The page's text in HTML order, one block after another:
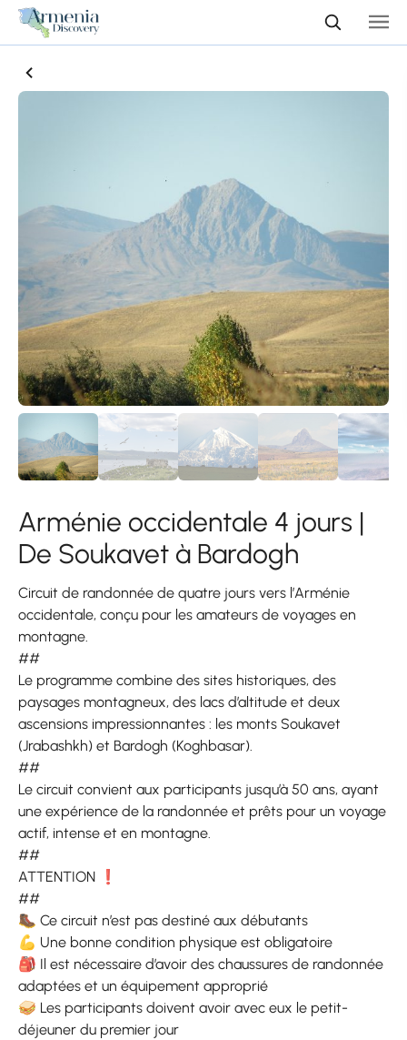
Arménie occidentale 4 jours |
De Soukavet à Bardogh
Circuit de randonnée de quatre jours vers l’Arménie
occidentale, conçu pour les amateurs de voyages en
montagne.
##
Le programme combine des sites historiques, des
paysages montagneux, des lacs d’altitude et deux
ascensions impressionnantes : les monts Soukavet
(Jrabashkh) et Bardogh (Koghbasar).
##
Le circuit convient aux participants jusqu’à 50 ans, ayant
une expérience de la randonnée et prêts pour un voyage
actif, intense et en montagne.
##
ATTENTION ❗
##
🥾 Ce circuit n’est pas destiné aux débutants
💪 Une bonne condition physique est obligatoire
🎒 Il est nécessaire d’avoir des chaussures de randonnée
adaptées et un équipement approprié
🥪 Les participants doivent avoir avec eux le petit-
déjeuner du premier jour